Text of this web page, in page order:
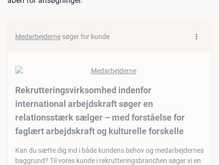
Medarbejderne søger for kunde
Rekrutteringsvirksomhed indenfor
international arbejdskraft søger en
relationsstærk sælger – med forståelse for
faglært arbejdskraft og kulturelle forskelle
Kan du sætte dig ind i både kundens behov og medarbejdernes
baggrund? Til vores kunde i rekrutteringsbranchen søger vi en